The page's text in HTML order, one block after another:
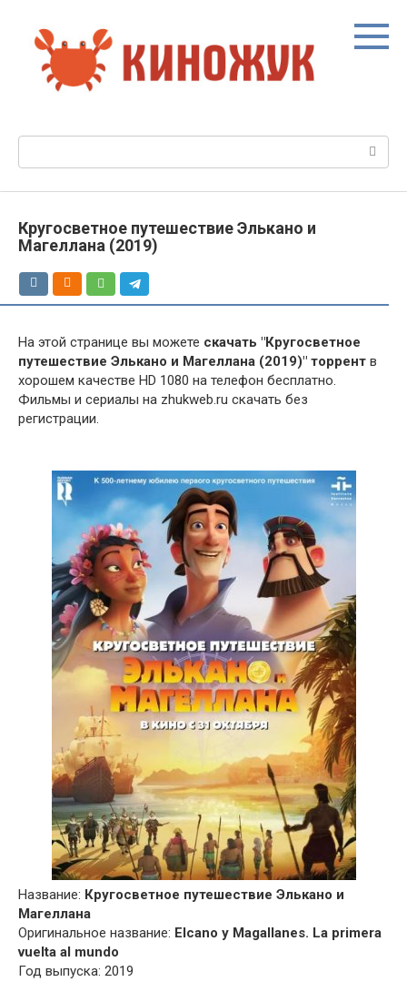
контенту
Кругосветное путешествие Элькано и
Магеллана (2019)
На этой странице вы можете скачать "Кругосветное
путешествие Элькано и Магеллана (2019)" торрент в
хорошем качестве HD 1080 на телефон бесплатно.
Фильмы и сериалы на zhukweb.ru скачать без
регистрации.
Название: Кругосветное путешествие Элькано и
Магеллана
Оригинальное название: Elcano y Magallanes. La primera
vuelta al mundo
Год выпуска: 2019